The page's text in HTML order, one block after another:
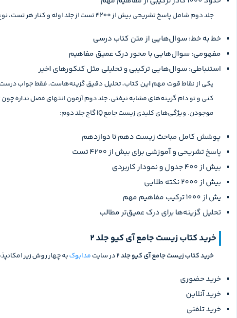
جلد دوم شامل پاسخ تشریحی بیش از ۴۲۰۰ تست از جلد اوله و کنار هر تست، نوع سوال مشخص شده تا بدونی از کجا شروع کنی و روی چی تمرکز داشته باشی:
خط به خط: سوال‌هایی از متن کتاب درسی
مفهومی: سوال‌هایی با محور درک عمیق مفاهیم
استنباطی: سوال‌هایی ترکیبی و تحلیلی مثل کنکورهای اخیر
یکی از نقاط قوت مهم این کتاب، تحلیل دقیق گزینه‌هاست. فقط جواب
کنی و تو دام گزینه‌های مشابه نیفتی. جلد دوم آزمون انتهای فصل نداره
موجودن. ویژگی‌های کلیدی زیست جامع IQ گاج جلد دوم:
پوشش کامل مباحث زیست دهم تا دوازدهم
پاسخ تشریحی و آموزشی برای بیش از ۴۲۰۰ تست
بیش از ۴۰۰ جدول و نمودار کاربردی
بیش از ۲۰۰۰ نکته طلایی
یش از ۱۰۰۰ ترکیب مفاهیم مهم
تحلیل گزینه‌ها برای درک عمیق‌تر مطالب
خرید کتاب زیست جامع آی کیو جلد 2
خرید کتاب زیست جامع آی کیو جلد 2 در سایتمدابوکبه چهار روش زیر
خرید حضوری
خرید آنلاین
خرید تلفنی